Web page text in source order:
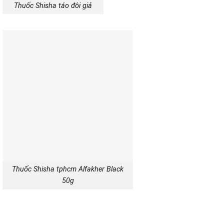
Thuốc Shisha táo đôi giả
Thuốc Shisha tphcm Alfakher Black
50g